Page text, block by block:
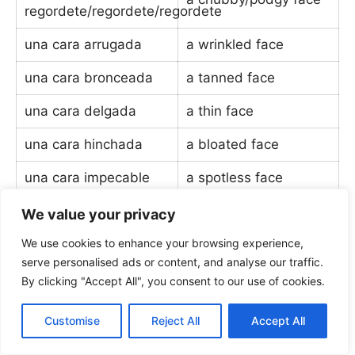
We value your privacy
We use cookies to enhance your browsing experience,
serve personalised ads or content, and analyse our traffic.
By clicking "Accept All", you consent to our use of cookies.
Customise Reject All Accept All
regordete/regordete/regordete
una cara arrugada a wrinkled face
una cara bronceada a tanned face
una cara delgada a thin face
una cara hinchada a bloated face
una cara impecable a spotless face
una cara llena de
una cara redonda a round face
una cara roja a ruddy face
una cara rosa a rosy face